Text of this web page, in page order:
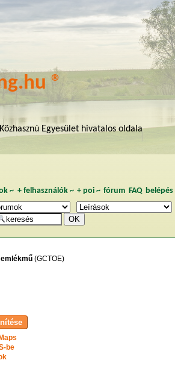
®
Egyesület hivatalos oldala
~ + felhasználók~ + poi~ fórum FAQ belépés
(GCTOE)
be